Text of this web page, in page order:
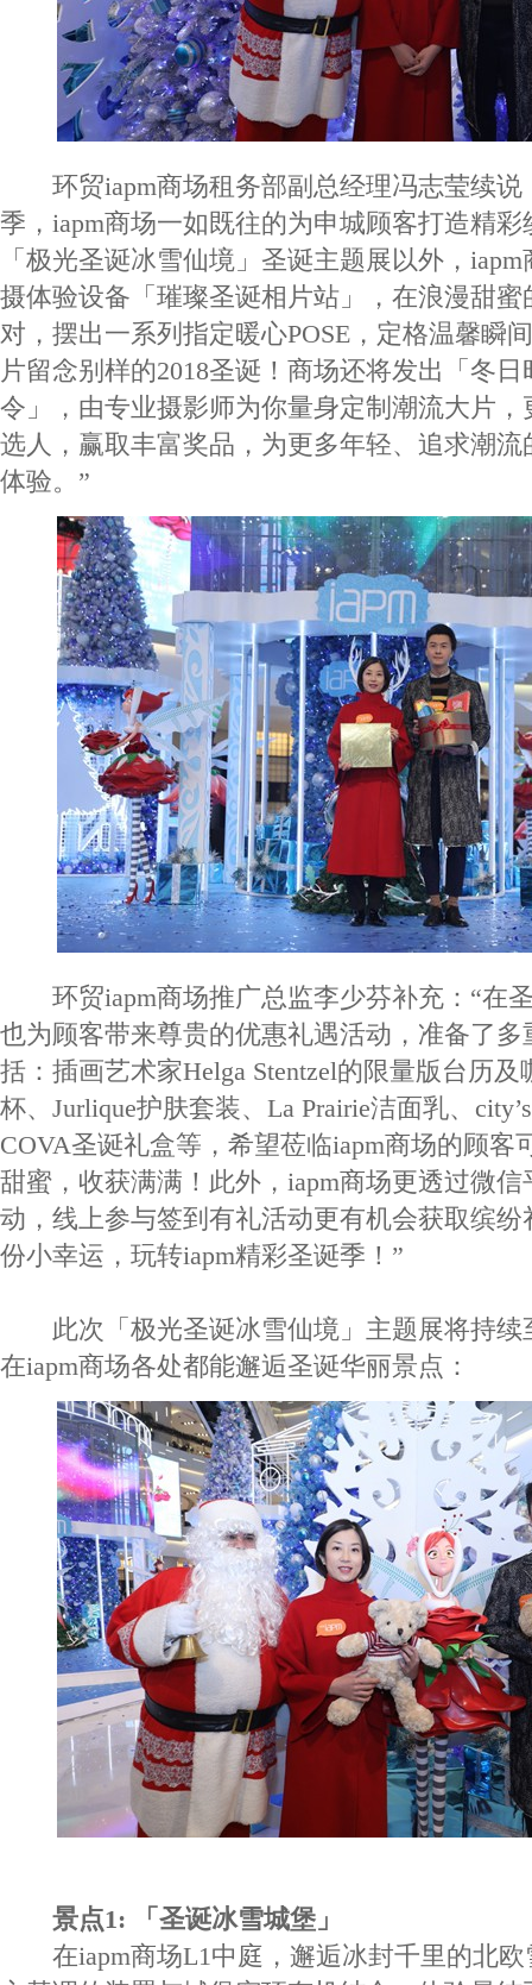
环贸iapm商场租务部副总经理冯志莹续说
季，iapm商场一如既往的为申城顾客打造精
「极光圣诞冰雪仙境」圣诞主题展以外，
摄体验设备「璀璨圣诞相片站」，在浪漫甜
对，摆出一系列指定暖心POSE，定格温馨瞬
片留念别样的2018圣诞！商场还将发出「冬
令」，由专业摄影师为你量身定制潮流大片
选人，赢取丰富奖品，为更多年轻、追求潮
体验。”
环贸iapm商场推广总监李少芬补充：“在
也为顾客带来尊贵的优惠礼遇活动，准备了
括：插画艺术家Helga Stentzel的限量版台历
杯、Jurlique护肤套装、La Prairie洁面乳、
COVA圣诞礼盒等，希望莅临iapm商场的顾客
甜蜜，收获满满！此外，iapm商场更透过微
动，线上参与签到有礼活动更有机会获取缤
份小幸运，玩转iapm精彩圣诞季！”
此次「极光圣诞冰雪仙境」主题展将持续
在iapm商场各处都能邂逅圣诞华丽景点：
景点1: 「圣诞冰雪城堡」
在iapm商场L1中庭，邂逅冰封千里的北欧